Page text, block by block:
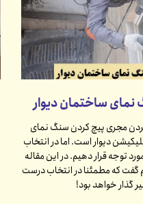
ساختمان دیوار
کردن مجری پیچ کردن سنگ نمای
دیوار است. اما در انتخاب
توجه قرار دهیم. در این مقاله
گفت که مطمئنا در انتخاب درست
گذار خواهد بود!